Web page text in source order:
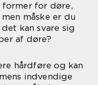
for døre,
måske er du
kan svare sig
af døre?
hårdføre og kan
indvendige